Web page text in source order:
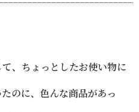
、ちょっとしたお使い物に
のに、色んな商品があっ